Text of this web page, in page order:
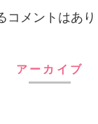
コメントはあり
アーカイブ